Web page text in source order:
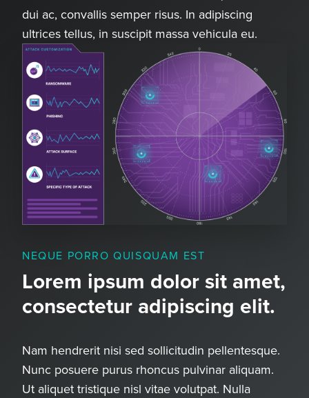
dui ac, convallis semper risus. In adipiscing
ultrices tellus, in suscipit massa vehicula eu.
NEQUE PORRO QUISQUAM EST
Lorem ipsum dolor sit amet,
consectetur adipiscing elit.
Nam hendrerit nisi sed sollicitudin pellentesque.
Nunc posuere purus rhoncus pulvinar aliquam.
Ut aliquet tristique nisl vitae volutpat. Nulla